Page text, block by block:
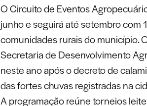
O Circuito de Eventos
junho e seguirá até setembro com
comunidades rurais do município.
Secretaria de Desenvolvimento
neste ano após o decreto de
das fortes chuvas registradas na
A programação reúne torneios